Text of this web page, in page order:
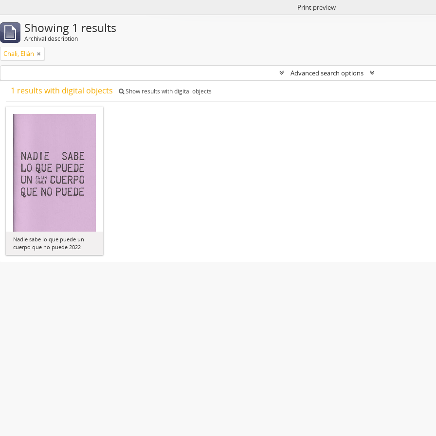
Print preview
Showing 1 results
Archival description
Chali, Elián
Advanced search options
1 results with digital objects Show results with digital objects
Nadie sabe lo que puede un
cuerpo que no puede 2022